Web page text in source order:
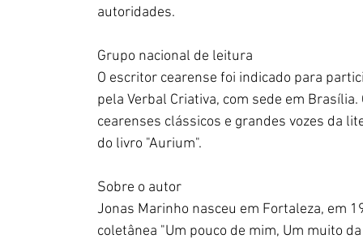
autoridades.
Grupo nacional de leitura
O escritor cearense foi indicado para
pela Verbal Criativa, com sede em
cearenses clássicos e grandes vozes da
do livro "Aurium".
Sobre o autor
Jonas Marinho nasceu em Fortaleza, em
coletânea "Um pouco de mim, Um muito